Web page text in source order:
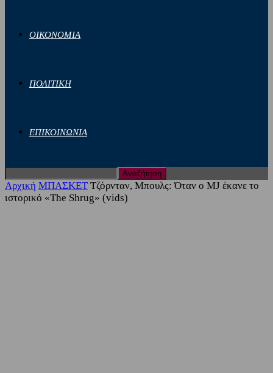
ΟΙΚΟΝΟΜΙΑ
ΠΟΛΙΤΙΚΗ
ΕΠΙΚΟΙΝΩΝΙΑ
Αρχική ΜΠΑΣΚΕΤ Τζόρνταν, Μπουλς: Όταν ο MJ έκανε το
ιστορικό «The Shrug» (vids)